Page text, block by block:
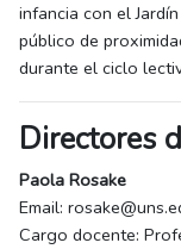
infancia con el
público de
durante el ciclo
Directores
Paola Rosake
Email:
Cargo docente: